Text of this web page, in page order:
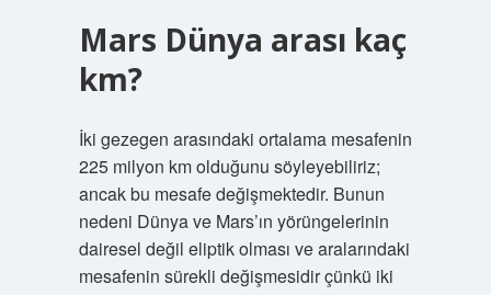
Mars Dünya arası kaç
km?
İki gezegen arasındaki ortalama mesafenin
225 milyon km olduğunu söyleyebiliriz;
ancak bu mesafe değişmektedir. Bunun
nedeni Dünya ve Mars’ın yörüngelerinin
dairesel değil eliptik olması ve aralarındaki
mesafenin sürekli değişmesidir çünkü iki